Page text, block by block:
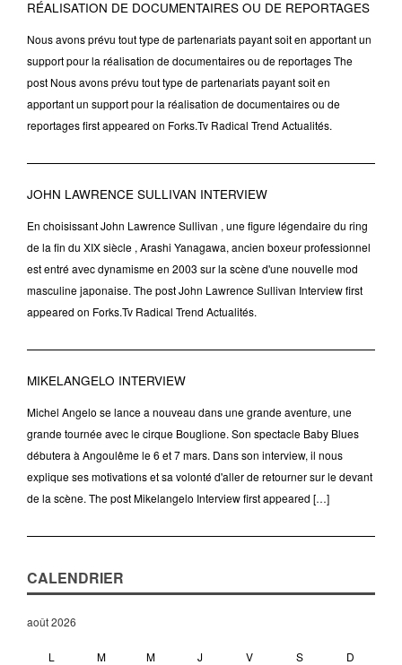
RÉALISATION DE DOCUMENTAIRES OU DE REPORTAGES
Nous avons prévu tout type de partenariats payant soit en apportant un
support pour la réalisation de documentaires ou de reportages The
post Nous avons prévu tout type de partenariats payant soit en
apportant un support pour la réalisation de documentaires ou de
reportages first appeared on Forks.Tv Radical Trend Actualités.
JOHN LAWRENCE SULLIVAN INTERVIEW
En choisissant John Lawrence Sullivan , une figure légendaire du ring
de la fin du XIX siècle , Arashi Yanagawa, ancien boxeur professionnel
est entré avec dynamisme en 2003 sur la scène d'une nouvelle mod
masculine japonaise. The post John Lawrence Sullivan Interview first
appeared on Forks.Tv Radical Trend Actualités.
MIKELANGELO INTERVIEW
Michel Angelo se lance a nouveau dans une grande aventure, une
grande tournée avec le cirque Bouglione. Son spectacle Baby Blues
débutera à Angoulême le 6 et 7 mars. Dans son interview, il nous
explique ses motivations et sa volonté d'aller de retourner sur le devant
de la scène. The post Mikelangelo Interview first appeared […]
CALENDRIER
août 2026
L M M J V S D